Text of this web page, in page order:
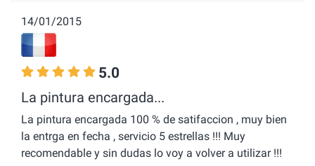
14/01/2015
5.0
La pintura encargada...
La pintura encargada 100 % de satifaccion , muy bien
la entrga en fecha , servicio 5 estrellas !!! Muy
recomendable y sin dudas lo voy a volver a utilizar !!!